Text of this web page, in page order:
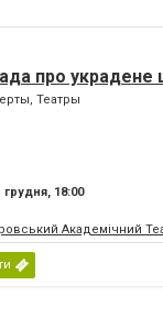
про украдене
Театры
грудня, 18:00
Академічний